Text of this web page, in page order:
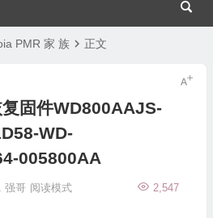
PMR 家 族 正文
固件WD800AAJS-
WD-
005800AA
强哥 2,547
阅读模式